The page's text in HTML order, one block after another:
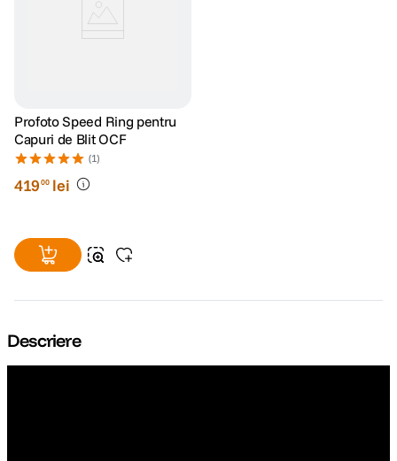
Profoto Speed Ring pentru
Capuri de Blit OCF
(1)
41900 lei
Descriere